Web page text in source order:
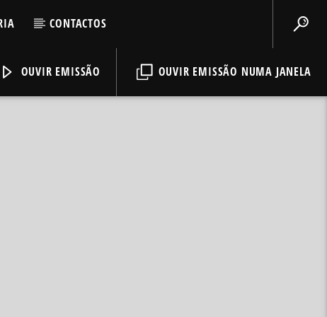
CONTACTOS
OUVIR EMISSÃO NUMA JANELA
OUVIR EMISSÃO